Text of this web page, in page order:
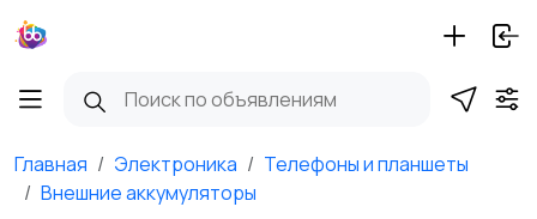
Главная Электроника
Телефоны и планшеты
Внешние аккумуляторы